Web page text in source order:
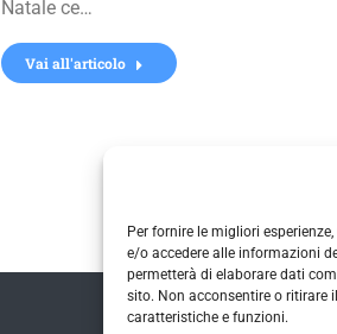
Per fornire le migliori
e/o accedere alle informazioni
permetterà di elaborare dati
sito. Non acconsentire o ritirare
caratteristiche e funzioni.
Natale ce…
Vai all'articolo